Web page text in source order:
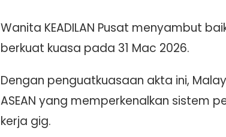
Wanita KEADILAN Pusat menyambut
berkuat kuasa pada 31 Mac 2026.
Dengan penguatkuasaan akta ini,
ASEAN yang memperkenalkan sistem
kerja gig.